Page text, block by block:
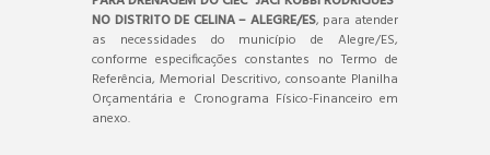
NO DISTRITO DE CELINA – ALEGRE/ES, para atender
as necessidades do município de Alegre/ES,
conforme especificações constantes no Termo de
Referência, Memorial Descritivo, consoante Planilha
Orçamentária e Cronograma Físico-Financeiro em
anexo.